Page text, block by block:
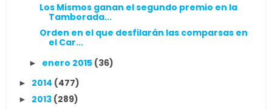
Los Mismos ganan el segundo premio en la
Tamborada...
Orden en el que desfilarán las comparsas en
el Car...
► enero 2015 (36)
► 2014 (477)
► 2013 (289)